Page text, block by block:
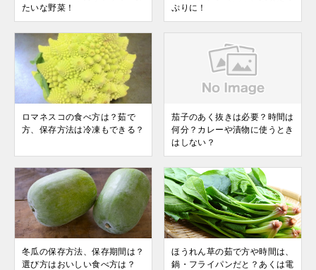
たいな野菜！
ぷりに！
ロマネスコの食べ方は？茹で
方、保存方法は冷凍もできる？
茄子のあく抜きは必要？時間は
何分？カレーや漬物に使うとき
はしない？
冬瓜の保存方法、保存期間は？
選び方はおいしい食べ方は？
ほうれん草の茹で方や時間は、
鍋・フライパンだと？あくは電